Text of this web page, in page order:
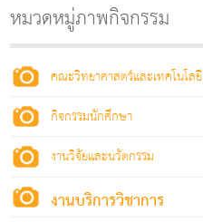
หมวดหมู่ภาพกิจกรรม
คณะวิทยาศาสตร์และเทคโนโลยี
กิจกรรมนักศึกษา
งานวิจัยและนวัตกรรม
งานบริการวิชาการ